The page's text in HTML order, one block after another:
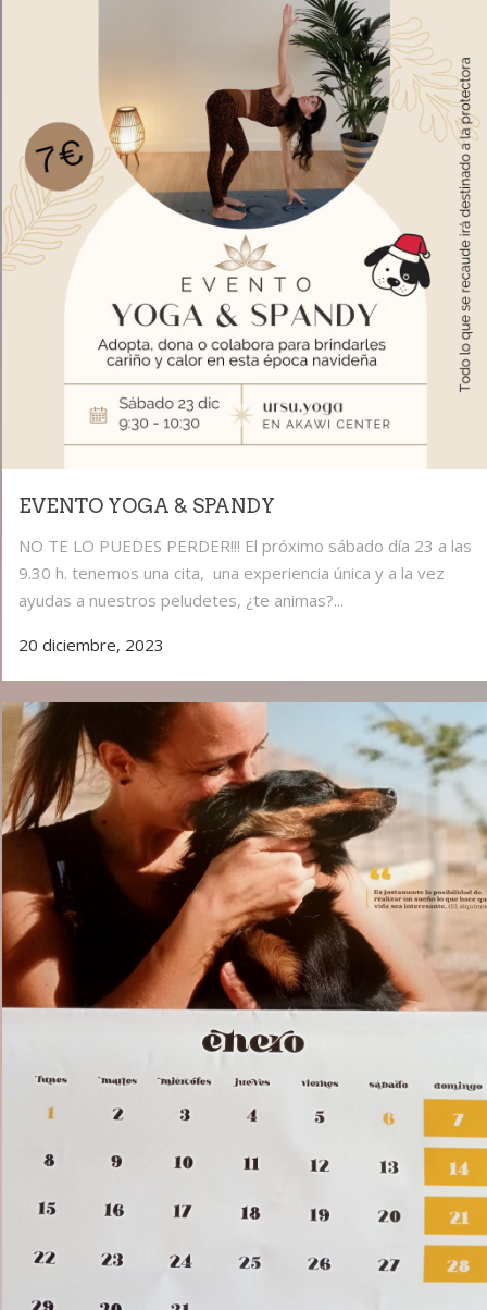
EVENTO YOGA & SPANDY
NO TE LO PUEDES PERDER!!! El próximo sábado día 23 a las
9.30 h. tenemos una cita, una experiencia única y a la vez
ayudas a nuestros peludetes, ¿te animas?...
20 diciembre, 2023